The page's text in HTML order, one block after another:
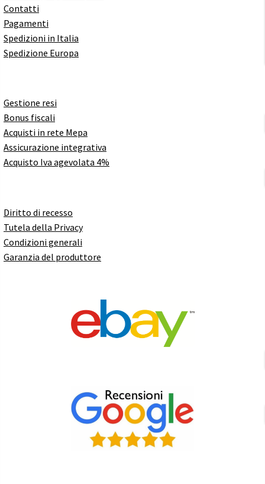
Contatti
Pagamenti
Spedizioni in Italia
Spedizione Europa
Gestione resi
Bonus fiscali
Acquisti in rete Mepa
Assicurazione integrativa
Acquisto Iva agevolata 4%
Diritto di recesso
Tutela della Privacy
Condizioni generali
Garanzia del produttore